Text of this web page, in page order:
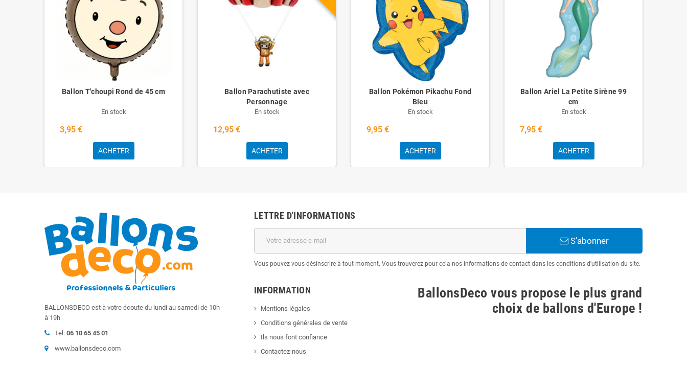
Ballon T'choupi Rond de 45 cm
En stock
3,95 €
ACHETER
Ballon Parachutiste avec
Personnage
En stock
12,95 €
ACHETER
Ballon Pokémon Pikachu Fond
Bleu
En stock
9,95 €
ACHETER
Ballon Ariel La Petite Sirène 99
cm
En stock
7,95 €
ACHETER
BALLONSDECO est à votre écoute du lundi au samedi de 10h
à 19h
Tel: 06 10 65 45 01
www.ballonsdeco.com
LETTRE D'INFORMATIONS
S’abonner
Vous pouvez vous désinscrire à tout moment. Vous trouverez pour cela nos informations de contact dans les conditions d'utilisation du site.
INFORMATION
Mentions légales
Conditions générales de vente
Ils nous font confiance
Contactez-nous
BallonsDeco vous propose le plus grand
choix de ballons d'Europe !